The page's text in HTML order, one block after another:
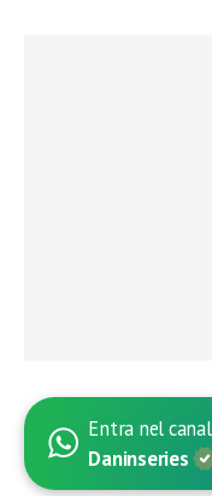
Entra nel
Daninseries